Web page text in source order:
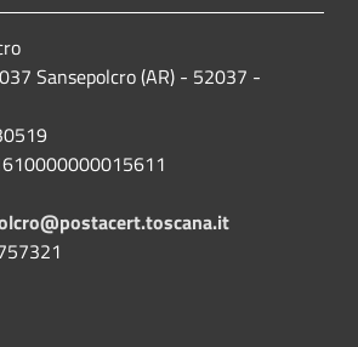
Sansepolcro (AR) - 52037 -